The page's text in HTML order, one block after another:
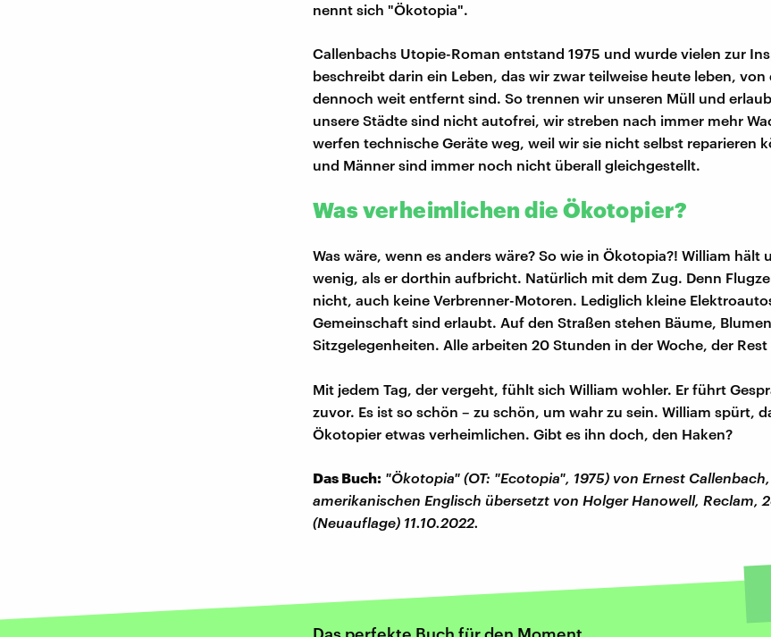
nennt sich "Ökotopia".
Callenbachs Utopie-Roman entstand 1975 und wurde vielen zur
beschreibt darin ein Leben, das wir zwar teilweise heute leben, von
dennoch weit entfernt sind. So trennen wir unseren Müll und
unsere Städte sind nicht autofrei, wir streben nach immer mehr
werfen technische Geräte weg, weil wir sie nicht selbst reparieren
und Männer sind immer noch nicht überall gleichgestellt.
Was verheimlichen die Ökotopier?
Was wäre, wenn es anders wäre? So wie in Ökotopia?! William hält
wenig, als er dorthin aufbricht. Natürlich mit dem Zug. Denn
nicht, auch keine Verbrenner-Motoren. Lediglich kleine
Gemeinschaft sind erlaubt. Auf den Straßen stehen Bäume,
Sitzgelegenheiten. Alle arbeiten 20 Stunden in der Woche, der Rest
Mit jedem Tag, der vergeht, fühlt sich William wohler. Er führt
zuvor. Es ist so schön – zu schön, um wahr zu sein. William spürt,
Ökotopier etwas verheimlichen. Gibt es ihn doch, den Haken?
Das Buch: "Ökotopia" (OT: "Ecotopia", 1975) von Ernest
amerikanischen Englisch übersetzt von Holger Hanowell, Reclam,
(Neuauflage) 11.10.2022.